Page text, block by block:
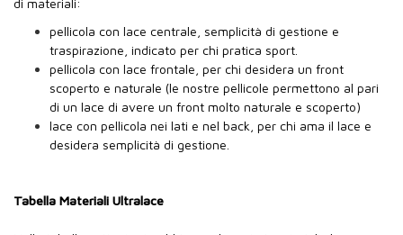
di materiali:
pellicola con lace centrale, semplicità di gestione e
traspirazione, indicato per chi pratica sport.
pellicola con lace frontale, per chi desidera un front
scoperto e naturale (le nostre pellicole permettono al pari
di un lace di avere un front molto naturale e scoperto)
lace con pellicola nei lati e nel back, per chi ama il lace e
desidera semplicità di gestione.
Tabella Materiali Ultralace